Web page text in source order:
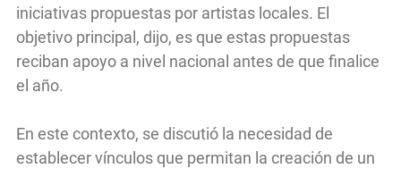
iniciativas propuestas por artistas locales. El
objetivo principal, dijo, es que estas propuestas
reciban apoyo a nivel nacional antes de que finalice
el año.
En este contexto, se discutió la necesidad de
establecer vínculos que permitan la creación de un